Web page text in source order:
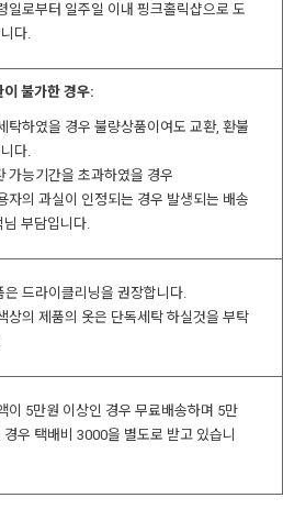
일로부터 일주일 이내 핑크홀릭샵으로 도
다.
불가한 경우:
탁하였을 경우 불량상품이여도 교환, 환불
다.
가능기간을 초과하였을 경우
자의 과실이 인정되는 경우 발생되는 배송
님 부담입니다.
은 드라이클리닝을 권장합니다.
상의 제품의 옷은 단독세탁 하실것을 부탁
이 5만원 이상인 경우 무료배송하며 5만
경우 택배비 3000을 별도로 받고 있습니